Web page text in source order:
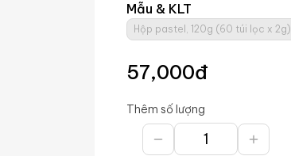
Mẫu & KLT
Hộp pastel, 120g (60 túi lọc x 2g)
57,000đ
Thêm số lượng